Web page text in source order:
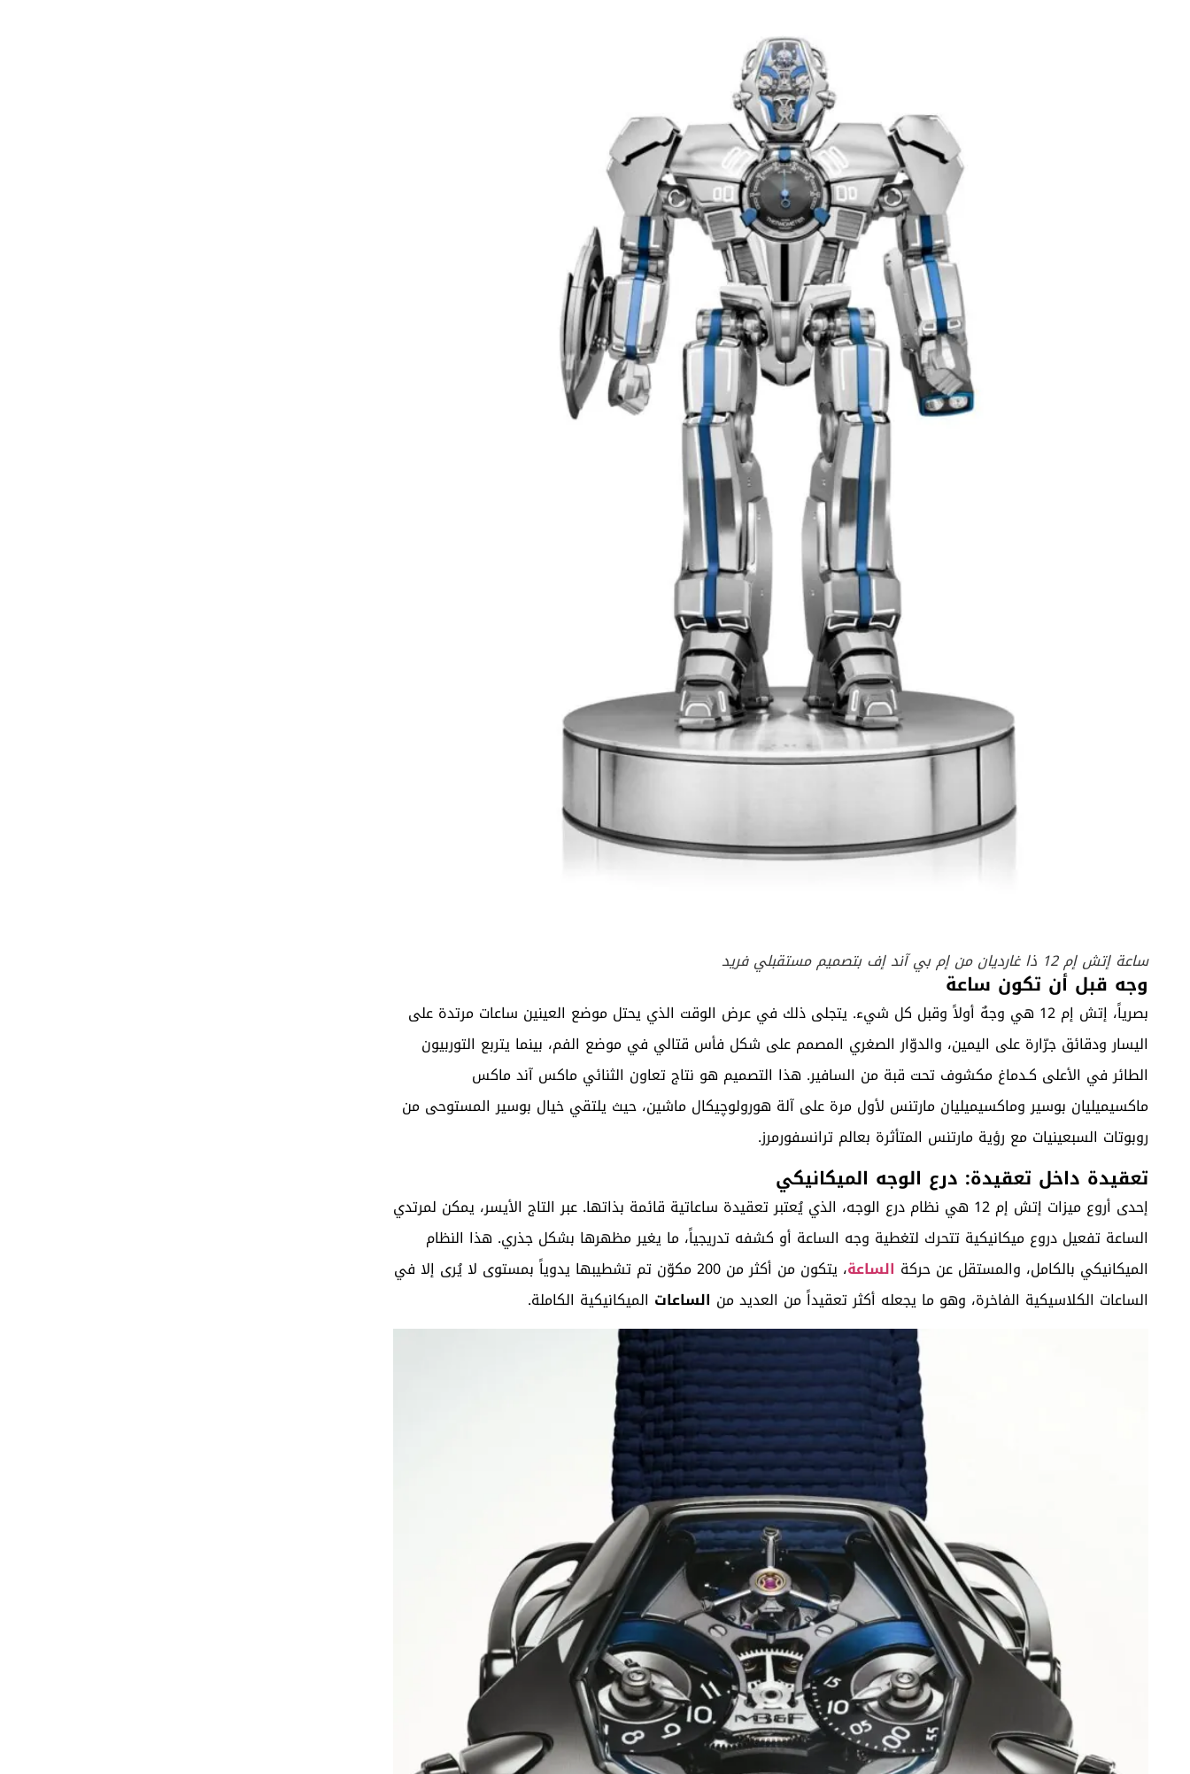
ساعة إتش إم 12 ذا غارديان من إم بي آند إف بتصميم مستقبلي فريد
وجه قبل أن تكون ساعة
بصرياً، إتش إم 12 هي وجهٌ أولاً وقبل كل شيء. يتجلى ذلك في عرض الوقت الذي يحتل موضع العينين ساعات مرتدة على
اليسار ودقائق جرّارة على اليمين، والدوّار الصغري المصمم على شكل فأس قتالي في موضع الفم، بينما يتربع التوربيون
الطائر في الأعلى كـدماغ مكشوف تحت قبة من السافير. هذا التصميم هو نتاج تعاون الثنائي ماكس آند ماكس
ماكسيميليان بوسير وماكسيميليان مارتنس لأول مرة على آلة هورولوچيكال ماشين، حيث يلتقي خيال بوسير المستوحى من
روبوتات السبعينيات مع رؤية مارتنس المتأثرة بعالم ترانسفورمرز.
تعقيدة داخل تعقيدة: درع الوجه الميكانيكي
إحدى أروع ميزات إتش إم 12 هي نظام درع الوجه، الذي يُعتبر تعقيدة ساعاتية قائمة بذاتها. عبر التاج الأيسر، يمكن لمرتدي
الساعة تفعيل دروع ميكانيكية تتحرك لتغطية وجه الساعة أو كشفه تدريجياً، ما يغير مظهرها بشكل جذري. هذا النظام
الميكانيكي بالكامل، والمستقل عن حركة الساعة
، يتكون من أكثر من 200 مكوّن تم تشطيبها يدوياً بمستوى لا يُرى إلا في
الساعات الكلاسيكية الفاخرة، وهو ما يجعله أكثر تعقيداً من العديد من الساعات الميكانيكية الكاملة.